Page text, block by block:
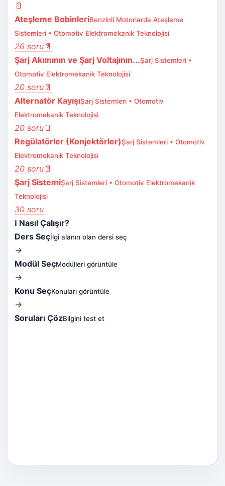
📄
Ateşleme BobinleriBenzinli Motorlarda Ateşleme
Sistemleri • Otomotiv Elektromekanik Teknolojisi
26 soru 📄
Şarj Akımının ve Şarj Voltajının...Şarj Sistemleri •
Otomotiv Elektromekanik Teknolojisi
20 soru 📄
Alternatör KayışıŞarj Sistemleri • Otomotiv
Elektromekanik Teknolojisi
20 soru 📄
Regülatörler (Konjektörler)Şarj Sistemleri • Otomotiv
Elektromekanik Teknolojisi
20 soru 📄
Şarj SistemiŞarj Sistemleri • Otomotiv Elektromekanik
Teknolojisi
30 soru
ℹ️ Nasıl Çalışır?
Ders Seçİlgi alanın olan dersi seç
→
Modül SeçModülleri görüntüle
→
Konu SeçKonuları görüntüle
→
Soruları ÇözBilgini test et